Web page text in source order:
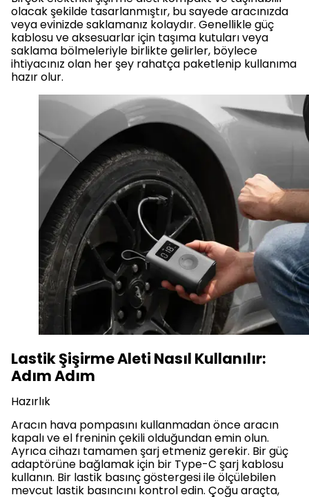
olacak şekilde tasarlanmıştır, bu sayede aracınızda
veya evinizde saklamanız kolaydır. Genellikle güç
kablosu ve aksesuarlar için taşıma kutuları veya
saklama bölmeleriyle birlikte gelirler, böylece
ihtiyacınız olan her şey rahatça paketlenip kullanıma
hazır olur.
Lastik Şişirme Aleti Nasıl Kullanılır:
Adım Adım
Hazırlık
Aracın hava pompasını kullanmadan önce aracın
kapalı ve el freninin çekili olduğundan emin olun.
Ayrıca cihazı tamamen şarj etmeniz gerekir. Bir güç
adaptörüne bağlamak için bir Type-C şarj kablosu
kullanın. Bir lastik basınç göstergesi ile ölçülebilen
mevcut lastik basıncını kontrol edin. Çoğu araçta,